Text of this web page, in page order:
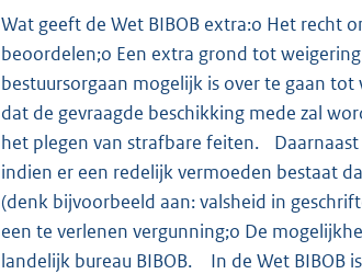
Wat geeft de Wet BIBOB extra:o Het recht
beoordelen;o Een extra grond tot
bestuursorgaan mogelijk is over te gaan
dat de gevraagde beschikking mede zal
het plegen van strafbare feiten.
indien er een redelijk vermoeden bestaat
(denk bijvoorbeeld aan: valsheid in
een te verlenen vergunning;o De
landelijk bureau BIBOB. In de Wet BIBOB